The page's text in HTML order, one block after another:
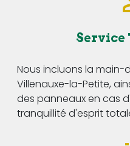
Service
Nous incluons la
Villenauxe-la-Petite,
des panneaux en cas
tranquillité d'esprit